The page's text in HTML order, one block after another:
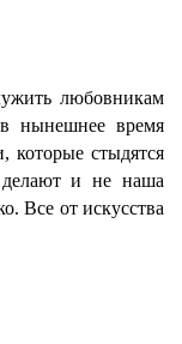
любовникам
нынешнее время
которые стыдятся
и не наша
Все от искусства